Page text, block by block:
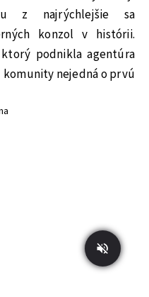
z najrýchlejšie sa
konzol v histórii.
podnikla agentúra
komunity nejedná o prvú